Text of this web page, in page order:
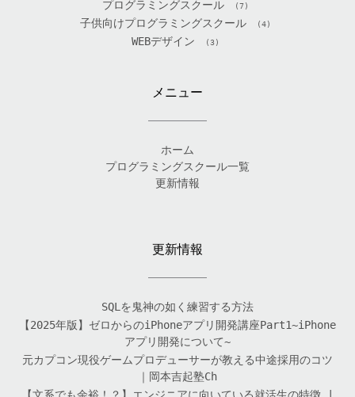
プログラミングスクール (7)
子供向けプログラミングスクール (4)
WEBデザイン (3)
メニュー
ホーム
プログラミングスクール一覧
更新情報
更新情報
SQLを鬼神の如く練習する方法
【2025年版】ゼロからのiPhoneアプリ開発講座Part1~iPhone
アプリ開発について~
元カプコン現役ゲームプロデューサーが教える中途採用のコツ
｜岡本吉起塾Ch